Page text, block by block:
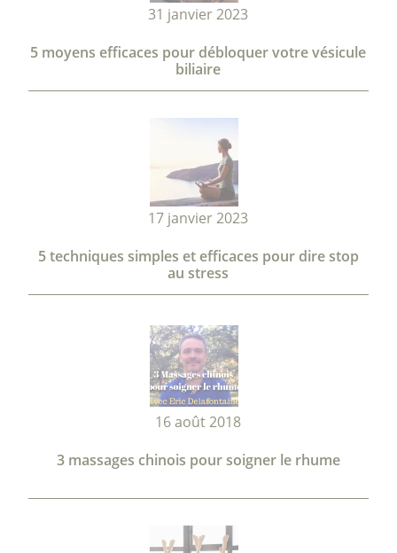
31 janvier 2023
5 moyens efficaces pour débloquer votre vésicule
biliaire
17 janvier 2023
5 techniques simples et efficaces pour dire stop
au stress
16 août 2018
3 massages chinois pour soigner le rhume